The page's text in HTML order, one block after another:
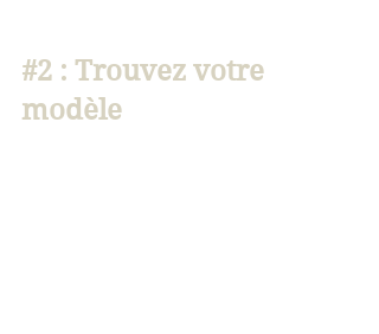
#2 : Trouvez votre
modèle